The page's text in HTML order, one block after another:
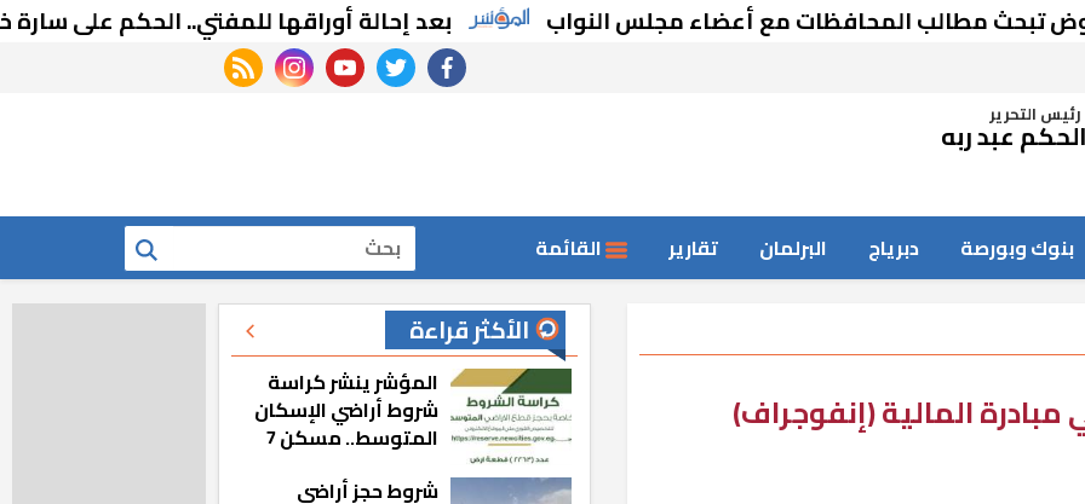
مطالب المحافظات مع أعضاء مجلس النواب بعد إحالة أوراقها للمفتي.. الحكم على سارة
facebook
twitter
youtube
instagram
rss feed
رئيس التحريرعبد ربه
بنوك وبورصة دبرياج البرلمان تقارير القائمة بحث
المالية (إنفوجراف)
الأكثر قراءة
المؤشر ينشر كراسة
شروط أراضي الإسكان
المتوسط.. مسكن 7
شروط حجز أراضي